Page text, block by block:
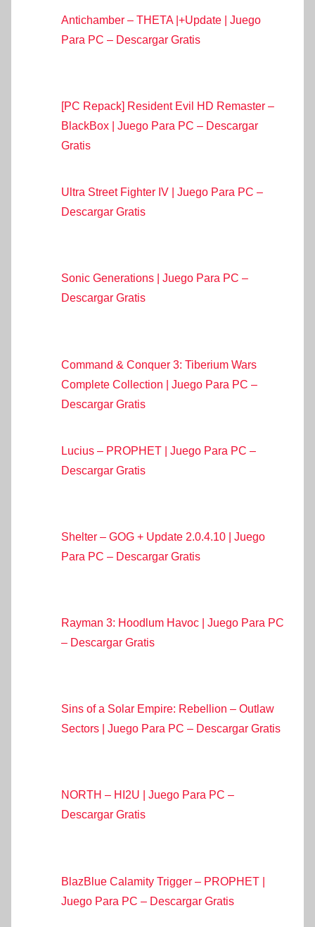
Antichamber – THETA |+Update | Juego
Para PC – Descargar Gratis
[PC Repack] Resident Evil HD Remaster –
BlackBox | Juego Para PC – Descargar
Gratis
Ultra Street Fighter IV | Juego Para PC –
Descargar Gratis
Sonic Generations | Juego Para PC –
Descargar Gratis
Command & Conquer 3: Tiberium Wars
Complete Collection | Juego Para PC –
Descargar Gratis
Lucius – PROPHET | Juego Para PC –
Descargar Gratis
Shelter – GOG + Update 2.0.4.10 | Juego
Para PC – Descargar Gratis
Rayman 3: Hoodlum Havoc | Juego Para PC
– Descargar Gratis
Sins of a Solar Empire: Rebellion – Outlaw
Sectors | Juego Para PC – Descargar Gratis
NORTH – HI2U | Juego Para PC –
Descargar Gratis
BlazBlue Calamity Trigger – PROPHET |
Juego Para PC – Descargar Gratis